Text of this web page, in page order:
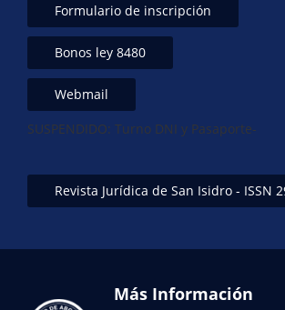
Formulario de inscripción
Bonos ley 8480
Webmail
SUSPENDIDO: Turno DNI y Pasaporte-
Revista Jurídica de San Isidro - ISSN
Más Información